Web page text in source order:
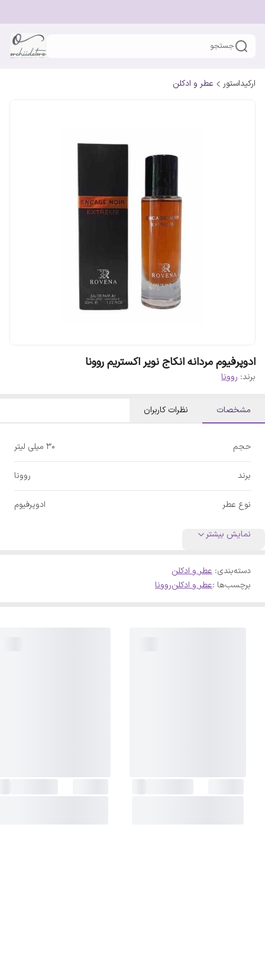
جستجو
ارکیداستور عطر و ادکلن
ادوپرفیوم مردانه انکاج نویر اکستریم روونا
برند: روونا
مشخصات نظرات کاربران
حجم 30 میلی لیتر
برند روونا
نوع عطر ادوپرفیوم
نمایش بیشتر
دسته‌بندی: عطر و ادکلن
برچسب‌ها :عطر و ادکلنروونا